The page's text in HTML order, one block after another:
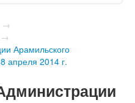
→
→
Арамильского
апреля 2014 г.